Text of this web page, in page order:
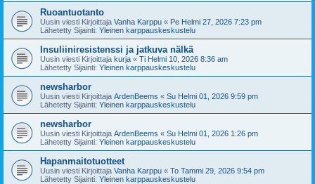
Ruoantuotanto
Uusin viesti Kirjoittaja Vanha Karppu « Pe Helmi 27, 2026 7:23 pm
Lähetetty Sijainti: Yleinen karppauskeskustelu
Insuliiniresistenssi ja jatkuva nälkä
Uusin viesti Kirjoittaja kurja « Ti Helmi 10, 2026 8:36 am
Lähetetty Sijainti: Yleinen karppauskeskustelu
newsharbor
Uusin viesti Kirjoittaja ArdenBeems « Su Helmi 01, 2026 9:59 pm
Lähetetty Sijainti: Yleinen karppauskeskustelu
newsharbor
Uusin viesti Kirjoittaja ArdenBeems « Su Helmi 01, 2026 1:26 pm
Lähetetty Sijainti: Yleinen karppauskeskustelu
Hapanmaitotuotteet
Uusin viesti Kirjoittaja Vanha Karppu « To Tammi 29, 2026 9:54 pm
Lähetetty Sijainti: Yleinen karppauskeskustelu